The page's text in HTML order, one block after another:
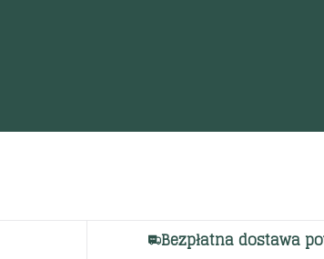
Bezpłatna dostawa